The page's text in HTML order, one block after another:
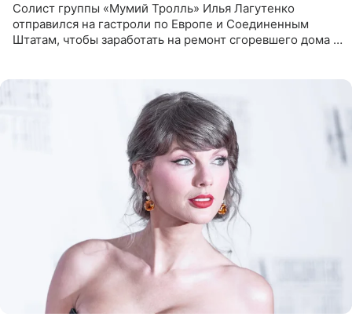
Солист группы «Мумий Тролль» Илья Лагутенко
отправился на гастроли по Европе и Соединенным
Штатам, чтобы заработать на ремонт сгоревшего дома в